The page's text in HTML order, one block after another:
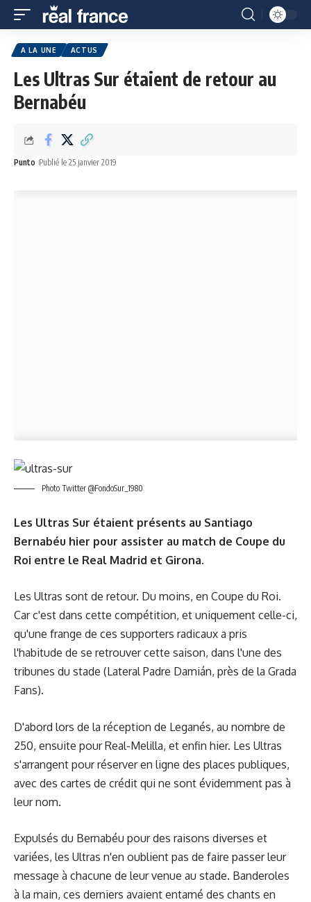
A LA UNE ACTUS
Les Ultras Sur étaient de retour au
Bernabéu
Punto Publié le 25 janvier 2019
Photo Twitter @FondoSur_1980
Les Ultras Sur étaient présents au Santiago
Bernabéu hier pour assister au match de Coupe du
Roi entre le Real Madrid et Girona.
Les Ultras sont de retour. Du moins, en Coupe du Roi.
Car c'est dans cette compétition, et uniquement celle-ci,
qu'une frange de ces supporters radicaux a pris
l'habitude de se retrouver cette saison, dans l'une des
tribunes du stade (Lateral Padre Damián, près de la Grada
Fans).
D'abord lors de la réception de Leganés, au nombre de
250, ensuite pour Real-Melilla, et enfin hier. Les Ultras
s'arrangent pour réserver en ligne des places publiques,
avec des cartes de crédit qui ne sont évidemment pas à
leur nom.
Expulsés du Bernabéu pour des raisons diverses et
variées, les Ultras n'en oublient pas de faire passer leur
message à chacune de leur venue au stade. Banderoles
à la main, ces derniers avaient entamé des chants en